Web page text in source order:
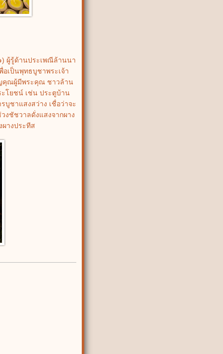
ผู้รู้ด้านประเพณีล้านนา
อเป็นพุทธบูชาพระเจ้า
คุณผู้มีพระคุณ ชาวล้าน
ะโยชน์ เช่น ประตูบ้าน
บูชาแสงสว่าง เชื่อว่าจะ
ชัชวาลดั่งแสงจากผาง
ผางประทีส